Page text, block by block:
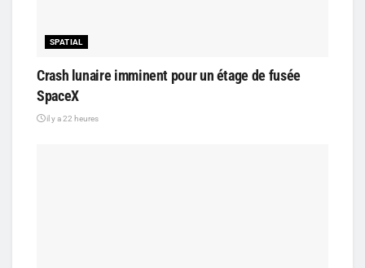
SPATIAL
Crash lunaire imminent pour un étage de fusée
SpaceX
il y a 22 heures